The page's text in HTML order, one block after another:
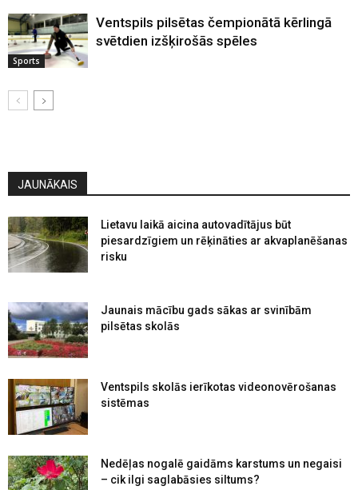
Sports
Ventspils pilsētas čempionātā kērlingā
svētdien izšķirošās spēles
JAUNĀKAIS
Lietavu laikā aicina autovadītājus būt
piesardzīgiem un rēķināties ar akvaplanēšanas
risku
Jaunais mācību gads sākas ar svinībām
pilsētas skolās
Ventspils skolās ierīkotas videonovērošanas
sistēmas
Nedēļas nogalē gaidāms karstums un negaisi
– cik ilgi saglabāsies siltums?